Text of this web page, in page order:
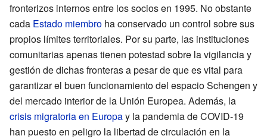
fronterizos internos entre los socios en 1995. No obstante
cada Estado miembro ha conservado un control sobre sus
propios límites territoriales. Por su parte, las instituciones
comunitarias apenas tienen potestad sobre la vigilancia y
gestión de dichas fronteras a pesar de que es vital para
garantizar el buen funcionamiento del espacio Schengen y
del mercado interior de la Unión Europea. Además, la
crisis migratoria en Europay la pandemia de COVID-19
han puesto en peligro la libertad de circulación en la